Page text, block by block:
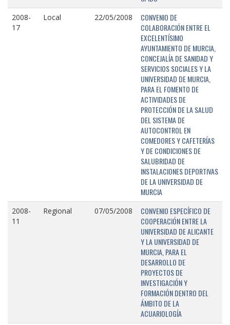
2008-
17
Local 22/05/2008
CONVENIO DE
COLABORACIÓN ENTRE EL
EXCELENTÍSIMO
AYUNTAMIENTO DE MURCIA,
CONCEJALÍA DE SANIDAD Y
SERVICIOS SOCIALES Y LA
UNIVERSIDAD DE MURCIA,
PARA EL FOMENTO DE
ACTIVIDADES DE
PROTECCIÓN DE LA SALUD
DEL SISTEMA DE
AUTOCONTROL EN
COMEDORES Y CAFETERÍAS
Y DE CONDICIONES DE
SALUBRIDAD DE
INSTALACIONES DEPORTIVAS
DE LA UNIVERSIDAD DE
MURCIA
2008-
11
Regional 07/05/2008
CONVENIO ESPECÍFICO DE
COOPERACIÓN ENTRE LA
UNIVERSIDAD DE ALICANTE
Y LA UNIVERSIDAD DE
MURCIA, PARA EL
DESARROLLO DE
PROYECTOS DE
INVESTIGACIÓN Y
FORMACIÓN DENTRO DEL
ÁMBITO DE LA
ACUARIOLOGÍA